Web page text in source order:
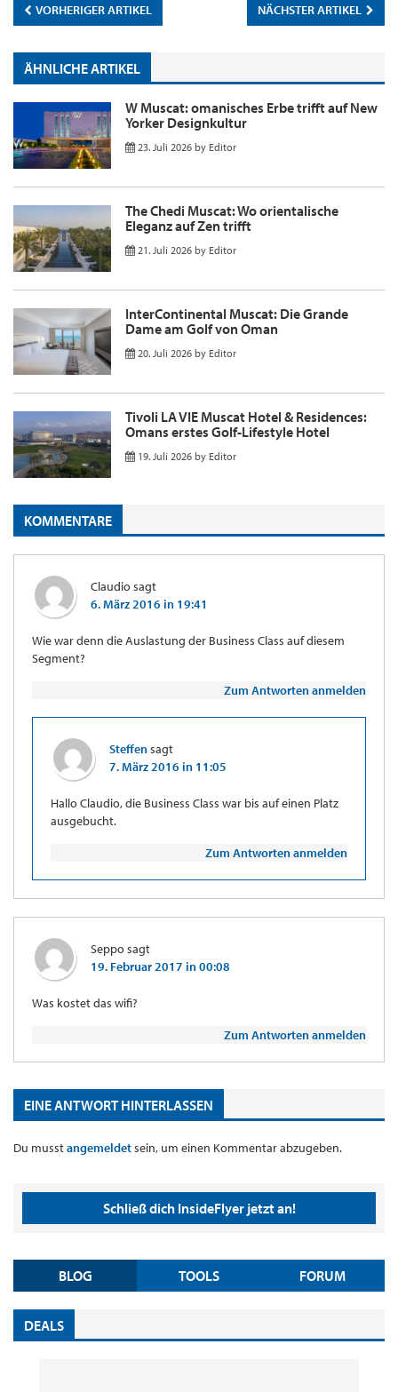
VORHERIGER ARTIKEL NÄCHSTER ARTIKEL
ÄHNLICHE ARTIKEL
W Muscat: omanisches Erbe trifft auf New
Yorker Designkultur
23. Juli 2026 by Editor
The Chedi Muscat: Wo orientalische
Eleganz auf Zen trifft
21. Juli 2026 by Editor
InterContinental Muscat: Die Grande
Dame am Golf von Oman
20. Juli 2026 by Editor
Tivoli LA VIE Muscat Hotel & Residences:
Omans erstes Golf-Lifestyle Hotel
19. Juli 2026 by Editor
KOMMENTARE
Claudiosagt
6. März 2016 in 19:41
Wie war denn die Auslastung der Business Class auf diesem
Segment?
Zum Antworten anmelden
Steffensagt
7. März 2016 in 11:05
Hallo Claudio, die Business Class war bis auf einen Platz
ausgebucht.
Zum Antworten anmelden
Sepposagt
19. Februar 2017 in 00:08
Was kostet das wifi?
Zum Antworten anmelden
EINE ANTWORT HINTERLASSEN
Du musstangemeldetsein, um einen Kommentar abzugeben.
Schließ dich InsideFlyer jetzt an!
BLOG TOOLS FORUM
DEALS